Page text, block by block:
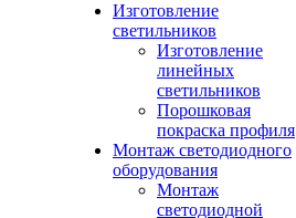
Изготовление
светильников
Изготовление
линейных
светильников
Порошковая
покраска профиля
Монтаж светодиодного
оборудования
Монтаж
светодиодной